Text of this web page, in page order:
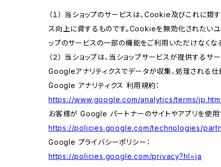
（１） 当ショップのサービスは、Cookie及びこれに
ス向上に資するものです。Cookieを無効化されたい
ップのサービスの一部の機能をご利用いただけなくな
（２） 当ショップは、当ショップサービスが提供す
Googleアナリティクスでデータが収集、処理される仕
Google アナリティクス 利用規約：
https://www.google.com/analytics/terms/jp.html
お客様が Google パートナーのサイトやアプリを使
https://policies.google.com/technologies/
Google プライバシーポリシー：
https://policies.google.com/privacy?hl=ja